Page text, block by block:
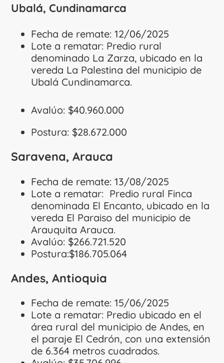
Ubalá, Cundinamarca
Fecha de remate: 12/06/2025
Lote a rematar: Predio rural
denominado La Zarza, ubicado en la
vereda La Palestina del municipio de
Ubalá Cundinamarca.
Avalúo: $40.960.000
Postura: $28.672.000
Saravena, Arauca
Fecha de remate: 13/08/2025
Lote a rematar: Predio rural Finca
denominada El Encanto, ubicado en la
vereda El Paraiso del municipio de
Arauquita Arauca.
Avalúo: $266.721.520
Postura:$186.705.064
Andes, Antioquia
Fecha de remate: 15/06/2025
Lote a rematar: Predio ubicado en el
área rural del municipio de Andes, en
el paraje El Cedrón, con una extensión
de 6.364 metros cuadrados.